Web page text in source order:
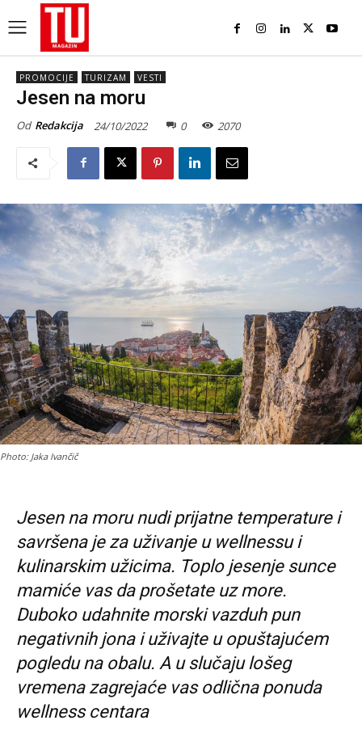
PROMOCIJE TURIZAM VESTI
Jesen na moru
Od Redakcija 24/10/2022 0 2070
Photo: Jaka Ivančič
Jesen na moru nudi prijatne temperature i
savršena je za uživanje u wellnessu i
kulinarskim užicima. Toplo jesenje sunce
mamiće vas da prošetate uz more.
Duboko udahnite morski vazduh pun
negativnih jona i uživajte u opuštajućem
pogledu na obalu. A u slučaju lošeg
vremena zagrejaće vas odlična ponuda
wellness centara